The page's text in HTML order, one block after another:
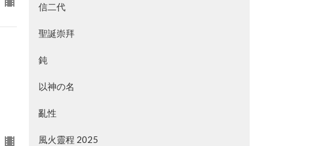
信二代
聖誕崇拜
鈍
以神の名
亂性
風火靈程 2025